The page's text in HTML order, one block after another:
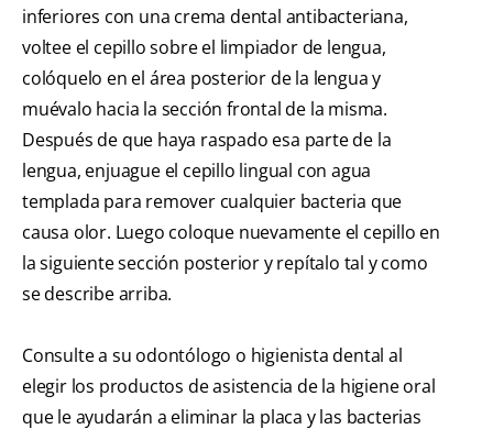
inferiores con una crema dental antibacteriana,
voltee el cepillo sobre el limpiador de lengua,
colóquelo en el área posterior de la lengua y
muévalo hacia la sección frontal de la misma.
Después de que haya raspado esa parte de la
lengua, enjuague el cepillo lingual con agua
templada para remover cualquier bacteria que
causa olor. Luego coloque nuevamente el cepillo en
la siguiente sección posterior y repítalo tal y como
se describe arriba.
Consulte a su odontólogo o higienista dental al
elegir los productos de asistencia de la higiene oral
que le ayudarán a eliminar la placa y las bacterias